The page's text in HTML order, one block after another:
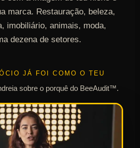
marca. Restauração, beleza,
imobiliário, animais, moda,
dezena de setores.
JÁ FOI COMO O TEU
sobre o porquê do BeeAudit™.